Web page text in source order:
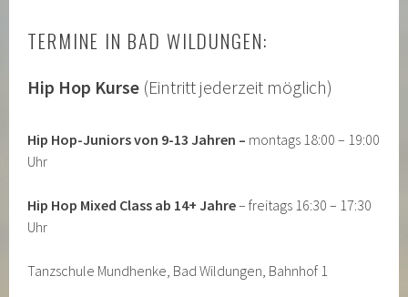
TERMINE IN BAD WILDUNGEN:
Hip Hop Kurse (Eintritt jederzeit möglich)
Hip Hop-Juniors von 9-13 Jahren – montags 18:00 – 19:00
Uhr
Hip Hop Mixed Class ab 14+ Jahre– freitags 16:30 – 17:30
Uhr
Tanzschule Mundhenke, Bad Wildungen, Bahnhof 1